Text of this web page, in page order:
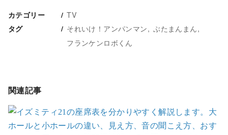
カテゴリー TV
タグ それいけ！アンパンマン
ぶたまんまん
フランケンロボくん
関連記事